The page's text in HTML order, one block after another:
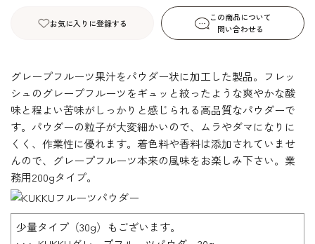
お気に入りに登録する
この商品について
問い合わせる
グレープフルーツ果汁をパウダー状に加工した製品。フレッ
シュのグレープフルーツをギュッと絞ったような爽やかな酸
味と程よい苦味がしっかりと感じられる高品質なパウダーで
す。パウダーの粒子が大変細かいので、ムラやダマになりに
くく、作業性に優れます。着色料や香料は添加されていませ
んので、グレープフルーツ本来の風味をお楽しみ下さい。業
務用200gタイプ。
少量タイプ（30g）もございます。